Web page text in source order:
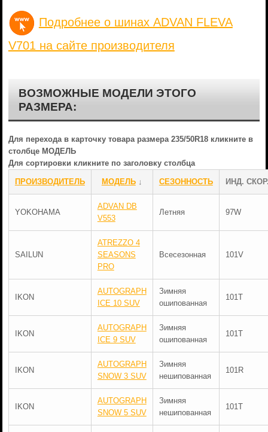
Подробнее о шинах ADVAN FLEVA
V701 на сайте производителя
ВОЗМОЖНЫЕ МОДЕЛИ ЭТОГО
РАЗМЕРА:
Для перехода в карточку товара размера 235/50R18 кликните в
столбце МОДЕЛЬ
Для сортировки кликните по заголовку столбца
ПРОИЗВОДИТЕЛЬ МОДЕЛЬ↓ СЕЗОННОСТЬ ИНД.
YOKOHAMA
ADVAN DB
V553
Летняя 97W
SAILUN
ATREZZO 4
SEASONS
PRO
Всесезонная 101V
IKON
AUTOGRAPH
ICE 10 SUV
Зимняя
ошипованная
101T
IKON
AUTOGRAPH
ICE 9 SUV
Зимняя
ошипованная
101T
IKON
AUTOGRAPH
SNOW 3 SUV
Зимняя
нешипованная
101R
IKON
AUTOGRAPH
SNOW 5 SUV
Зимняя
нешипованная
101T